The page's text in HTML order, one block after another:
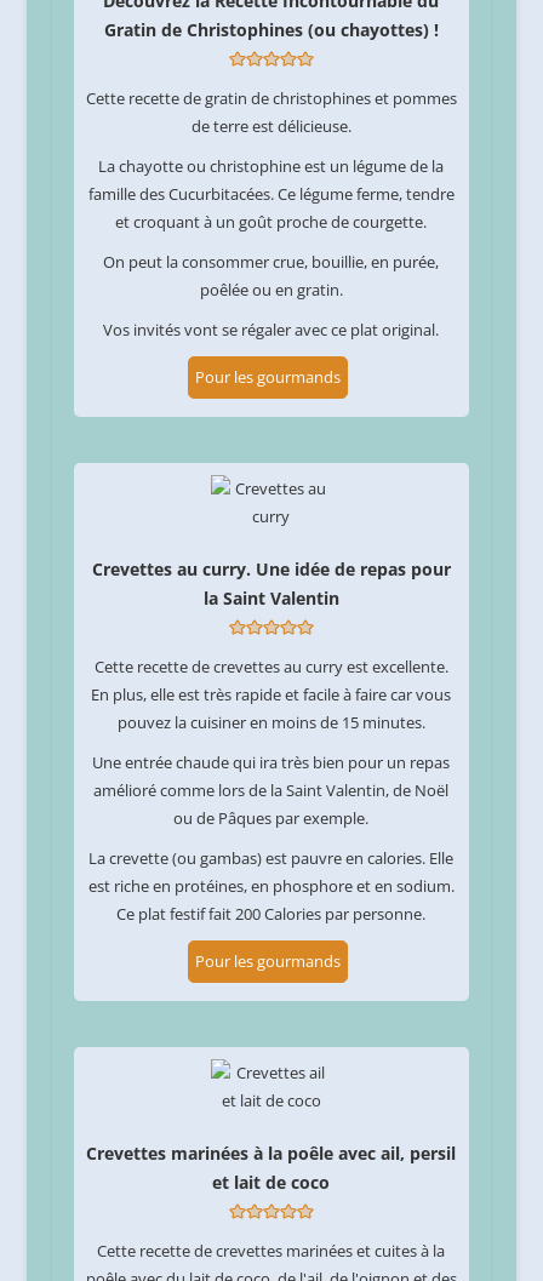
Gratin de Christophines (ou chayottes) !
Cette recette de gratin de christophines et pommes
de terre est délicieuse.
La chayotte ou christophine est un légume de la
famille des Cucurbitacées. Ce légume ferme, tendre
et croquant à un goût proche de courgette.
On peut la consommer crue, bouillie, en purée,
poêlée ou en gratin.
Vos invités vont se régaler avec ce plat original.
Pour les gourmands
Crevettes au curry. Une idée de repas pour
la Saint Valentin
Cette recette de crevettes au curry est excellente.
En plus, elle est très rapide et facile à faire car vous
pouvez la cuisiner en moins de 15 minutes.
Une entrée chaude qui ira très bien pour un repas
amélioré comme lors de la Saint Valentin, de Noël
ou de Pâques par exemple.
La crevette (ou gambas) est pauvre en calories. Elle
est riche en protéines, en phosphore et en sodium.
Ce plat festif fait 200 Calories par personne.
Pour les gourmands
Crevettes marinées à la poêle avec ail, persil
et lait de coco
Cette recette de crevettes marinées et cuites à la